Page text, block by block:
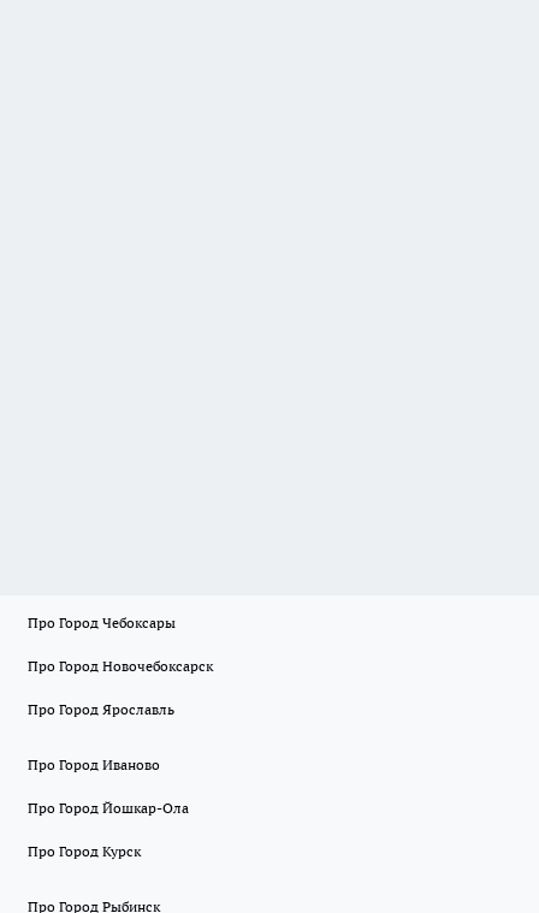
Про Город Чебоксары
Про Город Новочебоксарск
Про Город Ярославль
Про Город Иваново
Про Город Йошкар-Ола
Про Город Курск
Про Город Рыбинск